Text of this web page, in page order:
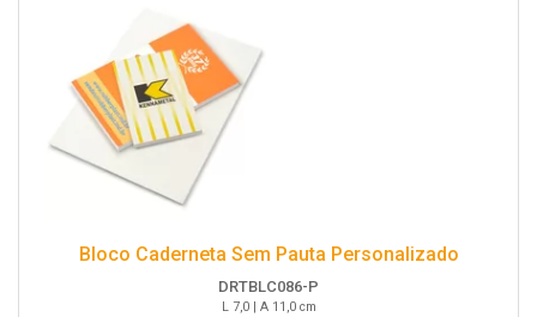
Bloco Caderneta Sem Pauta Personalizado
DRTBLC086-P
L 7,0 | A 11,0 cm